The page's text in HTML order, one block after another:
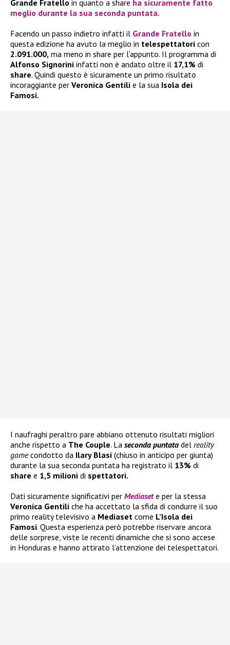
Grande Fratello in quanto a share ha sicuramente fatto
meglio durante la sua seconda puntata.
Facendo un passo indietro infatti il Grande Fratello in
questa edizione ha avuto la meglio in telespettatori con
2.091.000, ma meno in share per l’appunto. Il programma di
Alfonso Signorini infatti non è andato oltre il 17,1% di
share. Quindi questo è sicuramente un primo risultato
incoraggiante per Veronica Gentili e la sua Isola dei
Famosi.
I naufraghi peraltro pare abbiano ottenuto risultati migliori
anche rispetto a The Couple. La seconda puntata del reality
gamecondotto da Ilary Blasi (chiuso in anticipo per giunta)
durante la sua seconda puntata ha registrato il 13% di
share e 1,5 milioni di spettatori.
Dati sicuramente significativi per Mediasete per la stessa
Veronica Gentili che ha accettato la sfida di condurre il suo
primo reality televisivo a Mediaset come L’Isola dei
Famosi. Questa esperienza però potrebbe riservare ancora
delle sorprese, viste le recenti dinamiche che si sono accese
in Honduras e hanno attirato l’attenzione dei telespettatori.